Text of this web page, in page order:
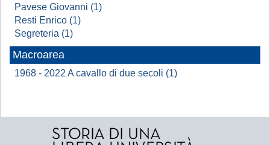
Pavese Giovanni (1)
Resti Enrico (1)
Segreteria (1)
Macroarea
1968 - 2022 A cavallo di due secoli (1)